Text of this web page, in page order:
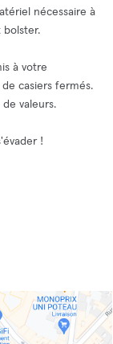
nécessaire à
bolster.
à votre
casiers fermés.
valeurs.
!